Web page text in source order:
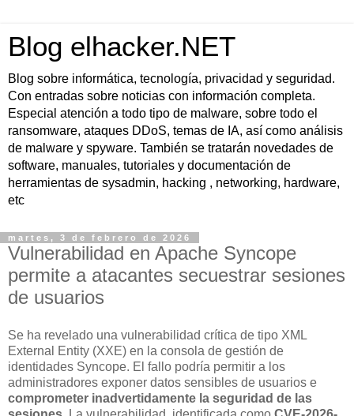
Blog elhacker.NET
Blog sobre informática, tecnología, privacidad y seguridad.
Con entradas sobre noticias con información completa.
Especial atención a todo tipo de malware, sobre todo el
ransomware, ataques DDoS, temas de IA, así como análisis
de malware y spyware. También se tratarán novedades de
software, manuales, tutoriales y documentación de
herramientas de sysadmin, hacking , networking, hardware,
etc
martes, 3 de febrero de 2026
Vulnerabilidad en Apache Syncope
permite a atacantes secuestrar sesiones
de usuarios
Se ha revelado una vulnerabilidad crítica de tipo XML
External Entity (XXE) en la consola de gestión de
identidades Syncope. El fallo podría permitir a los
administradores exponer datos sensibles de usuarios e
comprometer inadvertidamente la seguridad de las